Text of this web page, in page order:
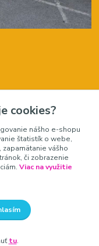
cookies?
nášho e-shopu
štatistík o webe,
vášho
či zobrazenie
Viac na využitie
tu.